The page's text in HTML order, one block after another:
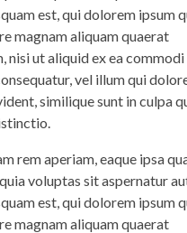
est, qui dolorem ipsum
magnam aliquam quaerat
nisi ut aliquid ex ea commodi
vel illum qui
similique sunt in culpa
rem aperiam, eaque ipsa
voluptas sit aspernatur
est, qui dolorem ipsum
magnam aliquam quaerat